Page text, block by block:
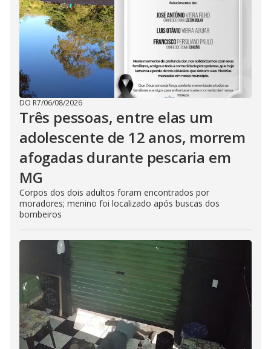
DO R7/06/08/2026
Três pessoas, entre elas um
adolescente de 12 anos, morrem
afogadas durante pescaria em
MG
Corpos dos dois adultos foram encontrados por
moradores; menino foi localizado após buscas dos
bombeiros